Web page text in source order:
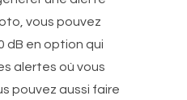
vous pouvez
dB en option qui
alertes où vous
pouvez aussi faire